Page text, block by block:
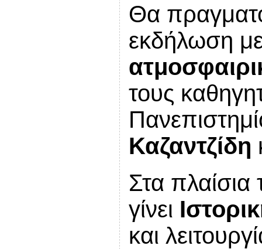
Θα
εκδήλωση
τους
Καζαντζίδη
Στα πλαίσια
γίνει
και